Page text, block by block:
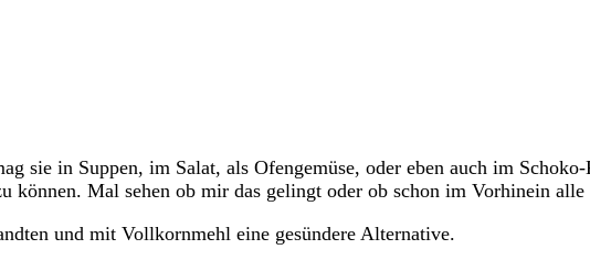
sie in Suppen, im Salat, als Ofengemüse, oder eben auch im
können. Mal sehen ob mir das gelingt oder ob schon im Vorhinein
und mit Vollkornmehl eine gesündere Alternative.